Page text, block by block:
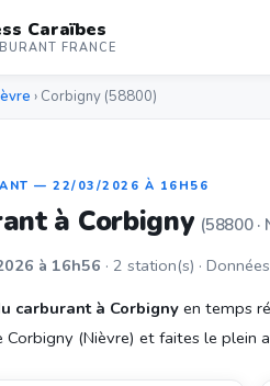
Caraïbes
FRANCE
› Corbigny (58800)
— 22/03/2026 À 16H56
à Corbigny (58800 ·
à 16h56 · 2 station(s) ·
carburant à Corbigny en temps
(Nièvre) et faites le plein